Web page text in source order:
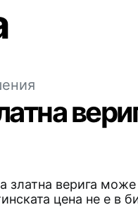
златна верига
цена не е в